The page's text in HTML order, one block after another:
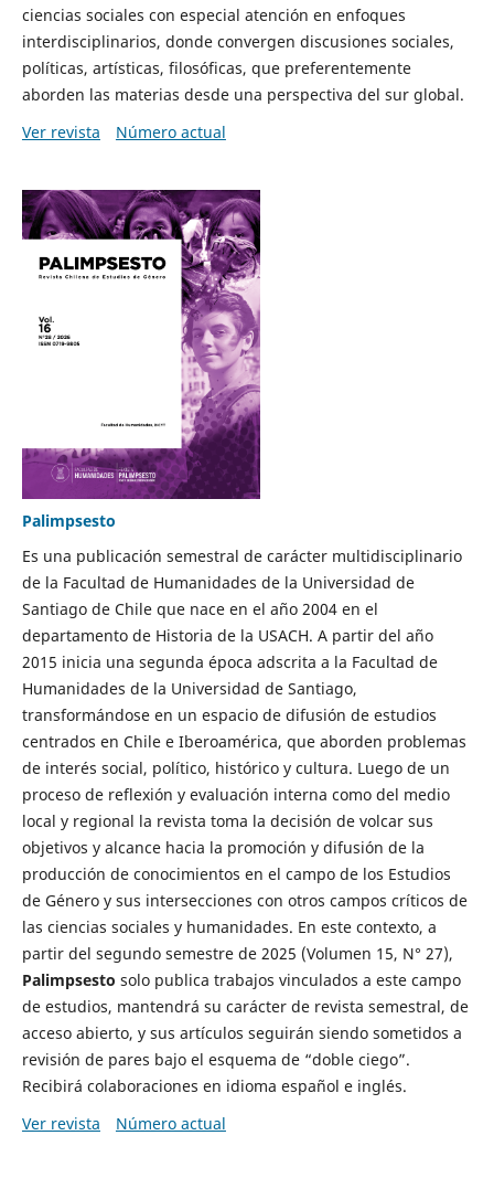
ciencias sociales con especial atención en enfoques
interdisciplinarios, donde convergen discusiones sociales,
políticas, artísticas, filosóficas, que preferentemente
aborden las materias desde una perspectiva del sur global.
Ver revista
Número actual
Palimpsesto
Es una publicación semestral de carácter multidisciplinario
de la Facultad de Humanidades de la Universidad de
Santiago de Chile que nace en el año 2004 en el
departamento de Historia de la USACH. A partir del año
2015 inicia una segunda época adscrita a la Facultad de
Humanidades de la Universidad de Santiago,
transformándose en un espacio de difusión de estudios
centrados en Chile e Iberoamérica, que aborden problemas
de interés social, político, histórico y cultura. Luego de un
proceso de reflexión y evaluación interna como del medio
local y regional la revista toma la decisión de volcar sus
objetivos y alcance hacia la promoción y difusión de la
producción de conocimientos en el campo de los Estudios
de Género y sus intersecciones con otros campos críticos de
las ciencias sociales y humanidades. En este contexto, a
partir del segundo semestre de 2025 (Volumen 15, N° 27),
Palimpsesto solo publica trabajos vinculados a este campo
de estudios, mantendrá su carácter de revista semestral, de
acceso abierto, y sus artículos seguirán siendo sometidos a
revisión de pares bajo el esquema de “doble ciego”.
Recibirá colaboraciones en idioma español e inglés.
Ver revista
Número actual